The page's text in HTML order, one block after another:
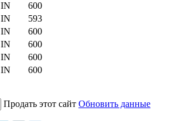
IN
600
IN
593
IN
600
IN
600
IN
600
IN 600
Продать этот сайт Обновить данные